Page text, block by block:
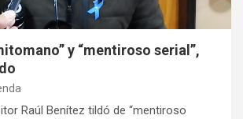
y “mentiroso serial”,
Raúl Benítez tildó de “mentiroso